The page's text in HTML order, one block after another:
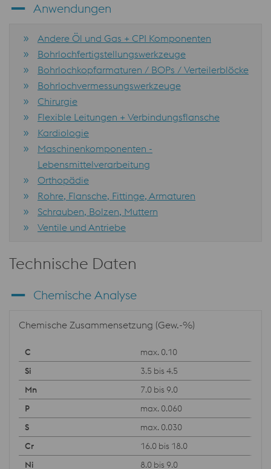
Anwendungen
Andere Öl und Gas + CPI Komponenten
Bohrlochfertigstellungswerkzeuge
Bohrlochkopfarmaturen / BOPs / Verteilerblöcke
Bohrlochvermessungswerkzeuge
Chirurgie
Flexible Leitungen + Verbindungsflansche
Kardiologie
Maschinenkomponenten -
Lebensmittelverarbeitung
Orthopädie
Rohre, Flansche, Fittinge, Armaturen
Schrauben, Bolzen, Muttern
Ventile und Antriebe
Technische Daten
Chemische Analyse
Chemische Zusammensetzung (Gew.-%)
max. 0.10
3.5 bis 4.5
7.0 bis 9.0
max. 0.060
max. 0.030
16.0 bis 18.0
8.0 bis 9.0